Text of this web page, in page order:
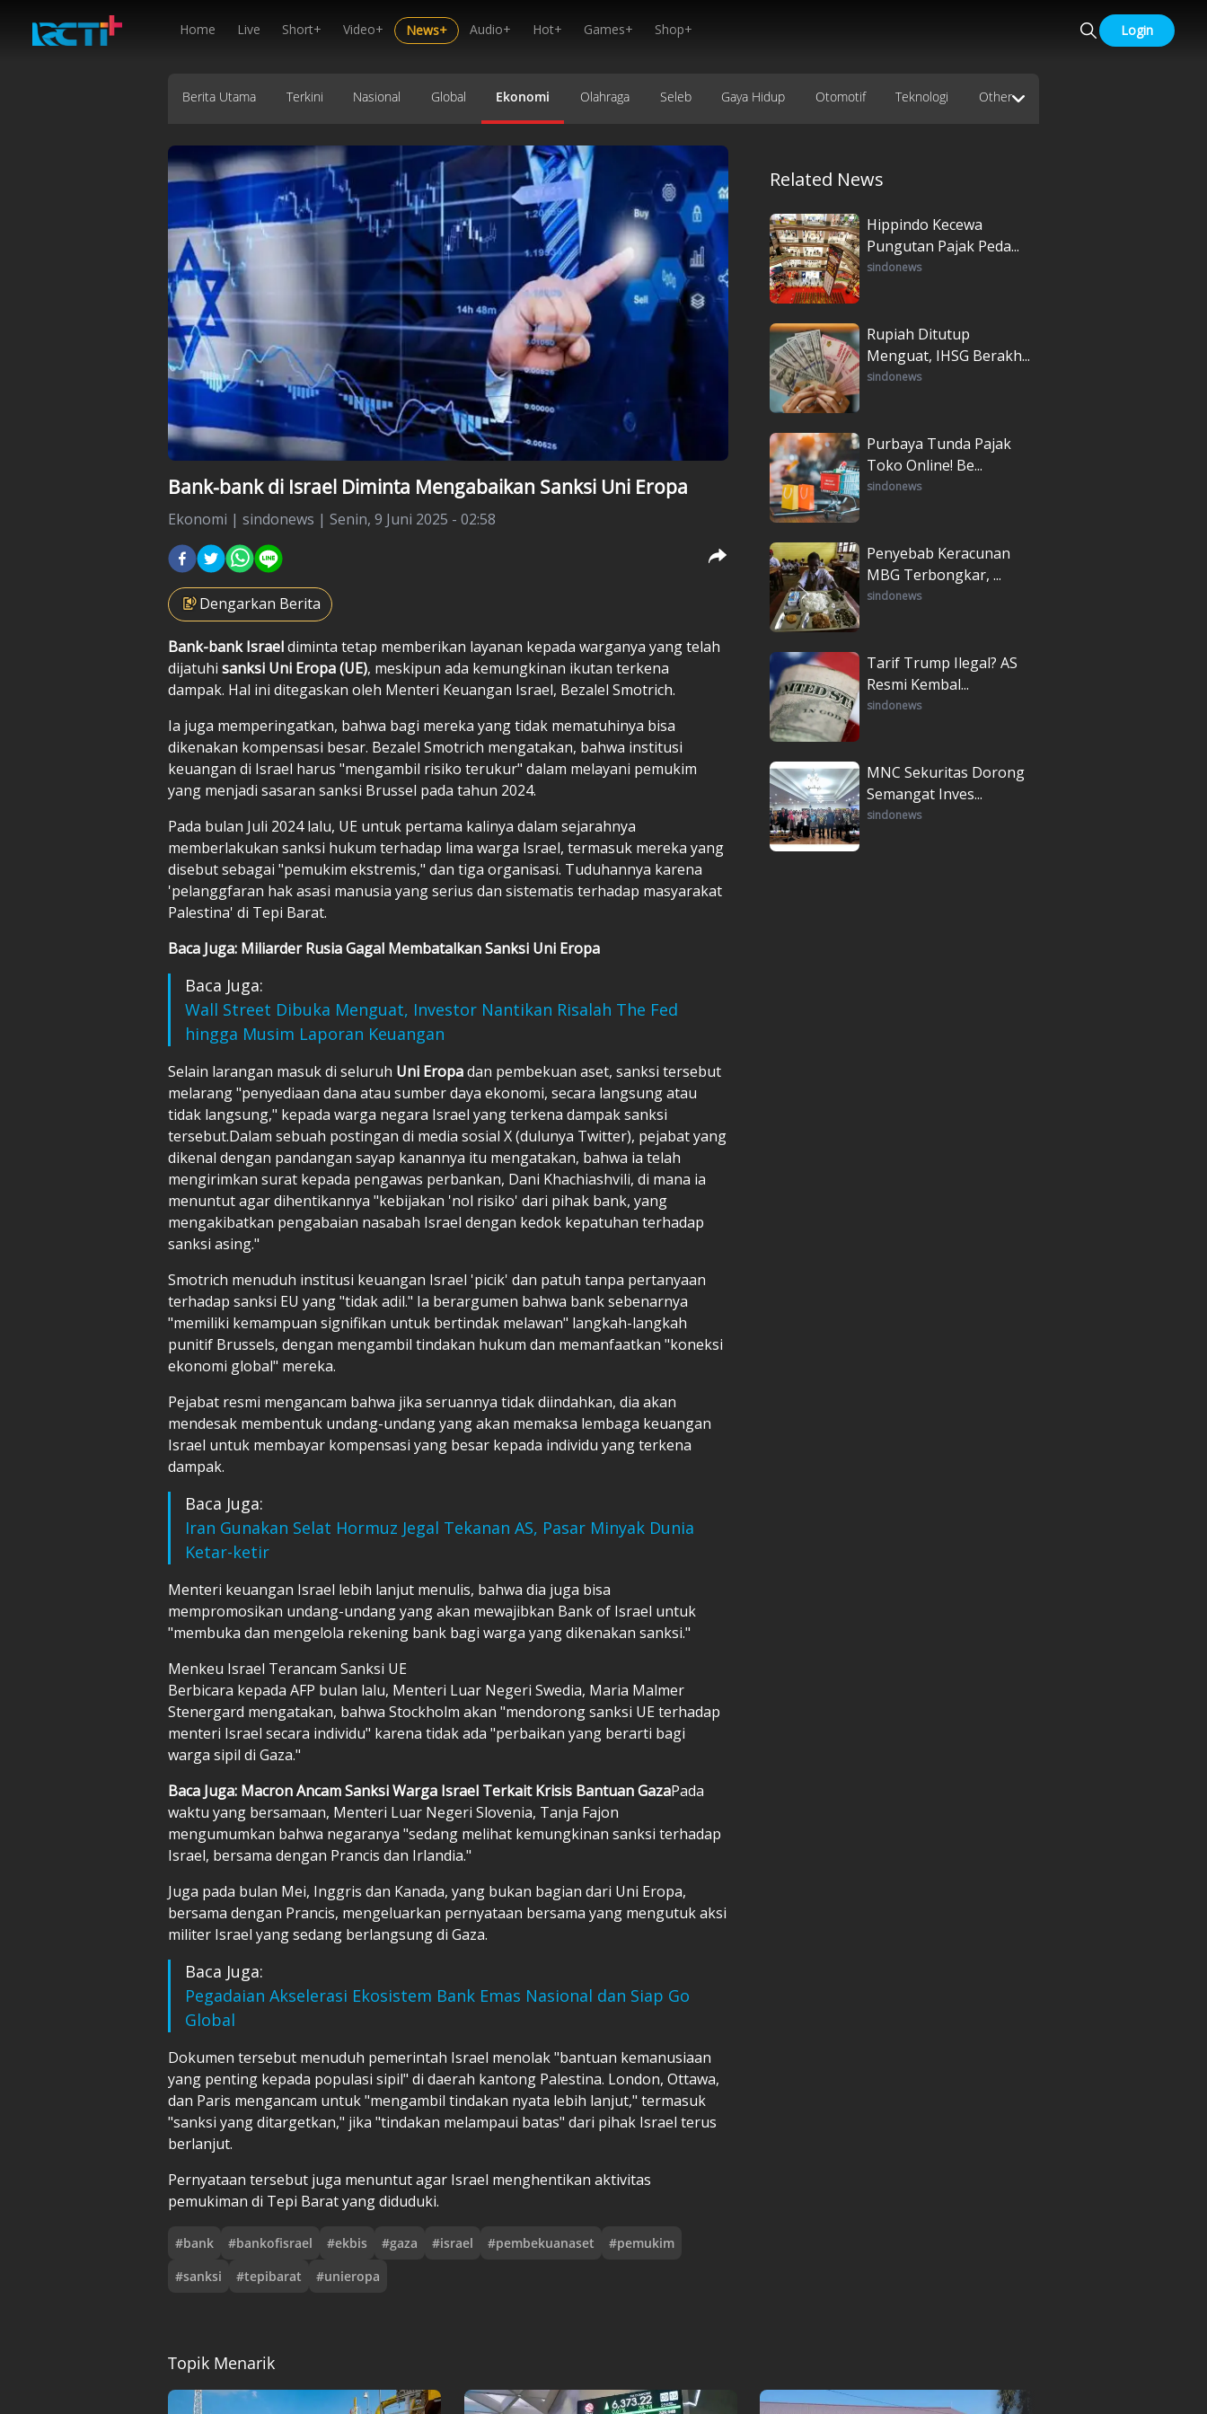
Home Live Short+ Video+ News+ Audio+ Hot+ Games+ Shop+ Login
Berita Utama Terkini Nasional Global Ekonomi Olahraga Seleb Gaya Hidup Otomotif Teknologi Other
Bank-bank di Israel Diminta Mengabaikan Sanksi Uni Eropa
Ekonomi | sindonews | Senin, 9 Juni 2025 - 02:58
Dengarkan Berita
Bank-bank Israeldiminta tetap memberikan layanan kepada warganya yang telah
dijatuhi sanksi Uni Eropa (UE), meskipun ada kemungkinan ikutan terkena
dampak. Hal ini ditegaskan oleh Menteri Keuangan Israel, Bezalel Smotrich.
Ia juga memperingatkan, bahwa bagi mereka yang tidak mematuhinya bisa
dikenakan kompensasi besar. Bezalel Smotrich mengatakan, bahwa institusi
keuangan di Israel harus "mengambil risiko terukur" dalam melayani pemukim
yang menjadi sasaran sanksi Brussel pada tahun 2024.
Pada bulan Juli 2024 lalu, UE untuk pertama kalinya dalam sejarahnya
memberlakukan sanksi hukum terhadap lima warga Israel, termasuk mereka yang
disebut sebagai "pemukim ekstremis," dan tiga organisasi. Tuduhannya karena
'pelanggfaran hak asasi manusia yang serius dan sistematis terhadap masyarakat
Palestina' di Tepi Barat.
Baca Juga: Miliarder Rusia Gagal Membatalkan Sanksi Uni Eropa
Baca Juga:
Wall Street Dibuka Menguat, Investor Nantikan Risalah The Fed
hingga Musim Laporan Keuangan
Selain larangan masuk di seluruh Uni Eropadan pembekuan aset, sanksi tersebut
melarang "penyediaan dana atau sumber daya ekonomi, secara langsung atau
tidak langsung," kepada warga negara Israel yang terkena dampak sanksi
tersebut.Dalam sebuah postingan di media sosial X (dulunya Twitter), pejabat yang
dikenal dengan pandangan sayap kanannya itu mengatakan, bahwa ia telah
mengirimkan surat kepada pengawas perbankan, Dani Khachiashvili, di mana ia
menuntut agar dihentikannya "kebijakan 'nol risiko' dari pihak bank, yang
mengakibatkan pengabaian nasabah Israel dengan kedok kepatuhan terhadap
sanksi asing."
Smotrich menuduh institusi keuangan Israel 'picik' dan patuh tanpa pertanyaan
terhadap sanksi EU yang "tidak adil." Ia berargumen bahwa bank sebenarnya
"memiliki kemampuan signifikan untuk bertindak melawan" langkah-langkah
punitif Brussels, dengan mengambil tindakan hukum dan memanfaatkan "koneksi
ekonomi global" mereka.
Pejabat resmi mengancam bahwa jika seruannya tidak diindahkan, dia akan
mendesak membentuk undang-undang yang akan memaksa lembaga keuangan
Israel untuk membayar kompensasi yang besar kepada individu yang terkena
dampak.
Baca Juga:
Iran Gunakan Selat Hormuz Jegal Tekanan AS, Pasar Minyak Dunia
Ketar-ketir
Menteri keuangan Israel lebih lanjut menulis, bahwa dia juga bisa
mempromosikan undang-undang yang akan mewajibkan Bank of Israel untuk
"membuka dan mengelola rekening bank bagi warga yang dikenakan sanksi."
Menkeu Israel Terancam Sanksi UE
Berbicara kepada AFP bulan lalu, Menteri Luar Negeri Swedia, Maria Malmer
Stenergard mengatakan, bahwa Stockholm akan "mendorong sanksi UE terhadap
menteri Israel secara individu" karena tidak ada "perbaikan yang berarti bagi
warga sipil di Gaza."
Baca Juga: Macron Ancam Sanksi Warga Israel Terkait Krisis Bantuan GazaPada
waktu yang bersamaan, Menteri Luar Negeri Slovenia, Tanja Fajon
mengumumkan bahwa negaranya "sedang melihat kemungkinan sanksi terhadap
Israel, bersama dengan Prancis dan Irlandia."
Juga pada bulan Mei, Inggris dan Kanada, yang bukan bagian dari Uni Eropa,
bersama dengan Prancis, mengeluarkan pernyataan bersama yang mengutuk aksi
militer Israel yang sedang berlangsung di Gaza.
Baca Juga:
Pegadaian Akselerasi Ekosistem Bank Emas Nasional dan Siap Go
Global
Dokumen tersebut menuduh pemerintah Israel menolak "bantuan kemanusiaan
yang penting kepada populasi sipil" di daerah kantong Palestina. London, Ottawa,
dan Paris mengancam untuk "mengambil tindakan nyata lebih lanjut," termasuk
"sanksi yang ditargetkan," jika "tindakan melampaui batas" dari pihak Israel terus
berlanjut.
Pernyataan tersebut juga menuntut agar Israel menghentikan aktivitas
pemukiman di Tepi Barat yang diduduki.
#bank #bankofisrael #ekbis #gaza #israel #pembekuanaset #pemukim
#sanksi #tepibarat #unieropa
Related News
Hippindo Kecewa
Pungutan Pajak Peda...
sindonews
Rupiah Ditutup
Menguat, IHSG Berakh...
sindonews
Purbaya Tunda Pajak
Toko Online! Be...
sindonews
Penyebab Keracunan
MBG Terbongkar, ...
sindonews
Tarif Trump Ilegal? AS
Resmi Kembal...
sindonews
MNC Sekuritas Dorong
Semangat Inves...
sindonews
Topik Menarik